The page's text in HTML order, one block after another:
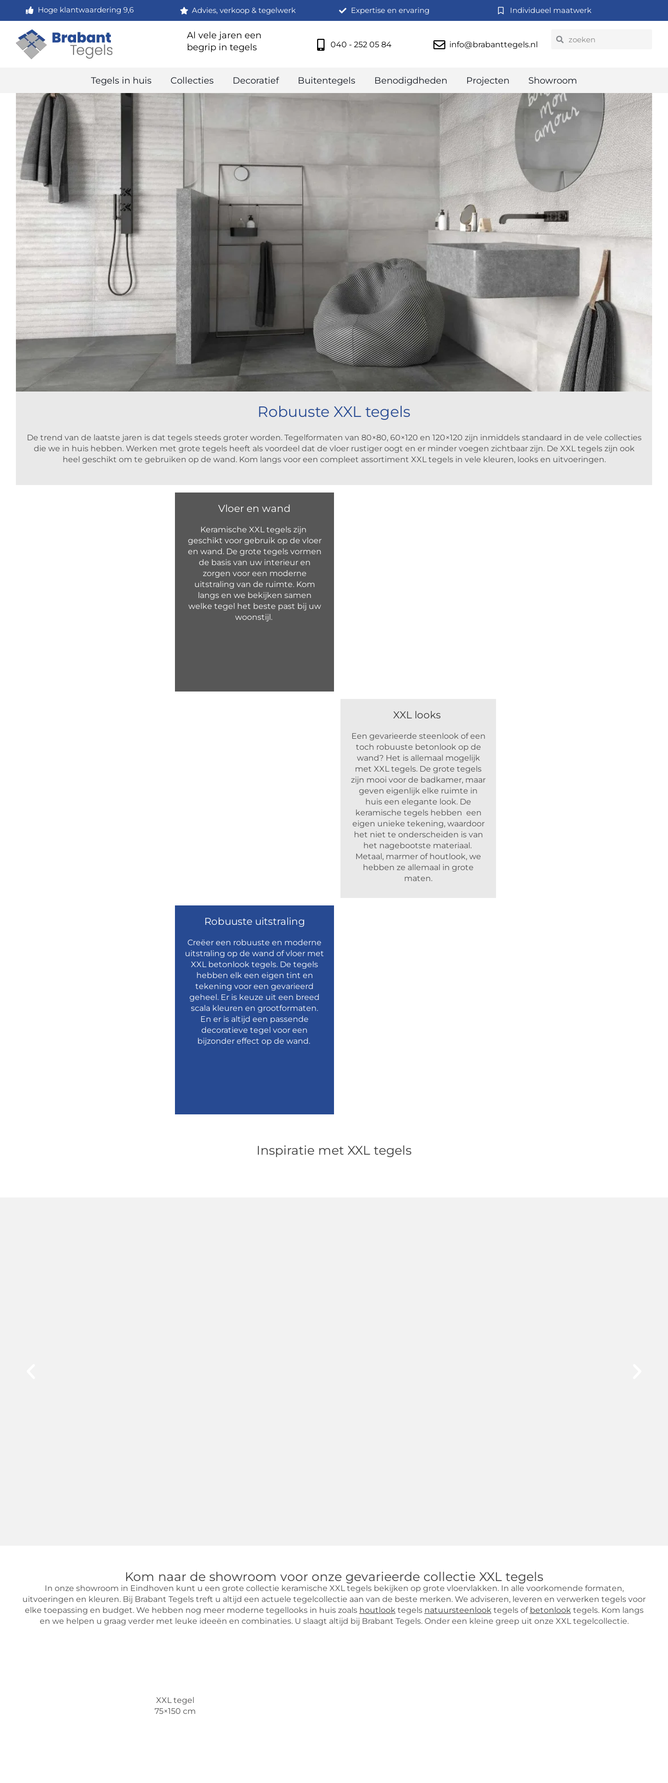
Hoge klantwaardering 9,6 Advies, verkoop & tegelwerk Expertise en ervaring Individueel maatwerk
Al vele jaren een
begrip in tegels
040 - 252 05 84 info@brabanttegels.nl
Tegels in huis Collecties Decoratief Buitentegels Benodigdheden Projecten Showroom
Robuuste XXL tegels
De trend van de laatste jaren is dat tegels steeds groter worden. Tegelformaten van 80×80, 60×120 en 120×120 zijn inmiddels standaard in de vele collecties
die we in huis hebben. Werken met grote tegels heeft als voordeel dat de vloer rustiger oogt en er minder voegen zichtbaar zijn. De XXL tegels zijn ook
heel geschikt om te gebruiken op de wand. Kom langs voor een compleet assortiment XXL tegels in vele kleuren, looks en uitvoeringen.
Vloer en wand
Keramische XXL tegels zijn
geschikt voor gebruik op de vloer
en wand. De grote tegels vormen
de basis van uw interieur en
zorgen voor een moderne
uitstraling van de ruimte. Kom
langs en we bekijken samen
welke tegel het beste past bij uw
woonstijl.
XXL looks
Een gevarieerde steenlook of een
toch robuuste betonlook op de
wand? Het is allemaal mogelijk
met XXL tegels. De grote tegels
zijn mooi voor de badkamer, maar
geven eigenlijk elke ruimte in
huis een elegante look. De
keramische tegels hebben een
eigen unieke tekening, waardoor
het niet te onderscheiden is van
het nagebootste materiaal.
Metaal, marmer of houtlook, we
hebben ze allemaal in grote
maten.
Robuuste uitstraling
Creëer een robuuste en moderne
uitstraling op de wand of vloer met
XXL betonlook tegels. De tegels
hebben elk een eigen tint en
tekening voor een gevarieerd
geheel. Er is keuze uit een breed
scala kleuren en grootformaten.
En er is altijd een passende
decoratieve tegel voor een
bijzonder effect op de wand.
Inspiratie met XXL tegels
Kom naar de showroom voor onze gevarieerde collectie XXL tegels
In onze showroom in Eindhoven kunt u een grote collectie keramische XXL tegels bekijken op grote vloervlakken. In alle voorkomende formaten,
uitvoeringen en kleuren. Bij Brabant Tegels treft u altijd een actuele tegelcollectie aan van de beste merken. We adviseren, leveren en verwerken tegels voor
elke toepassing en budget. We hebben nog meer moderne tegellooks in huis zoals houtlooktegels natuursteenlooktegels of betonlooktegels. Kom langs
en we helpen u graag verder met leuke ideeën en combinaties. U slaagt altijd bij Brabant Tegels. Onder een kleine greep uit onze XXL tegelcollectie.
XXL tegel
75×150 cm